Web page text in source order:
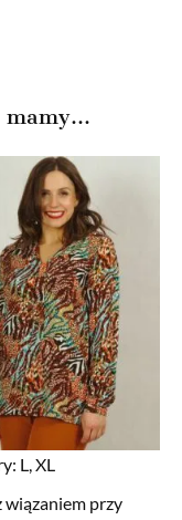
mamy...
L, XL
wiązaniem przy